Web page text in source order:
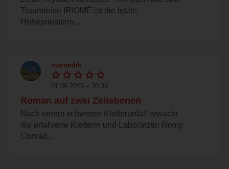
Traumreise IRIOMÉ ist die letzte
Hohepriesterin...
marionhh
01.06.2015 – 20:39
Roman auf zwei Zeitebenen
Nach einem schweren Kletterunfall erwacht
die erfahrene Kletterin und Laborärztin Romy
Conrad...